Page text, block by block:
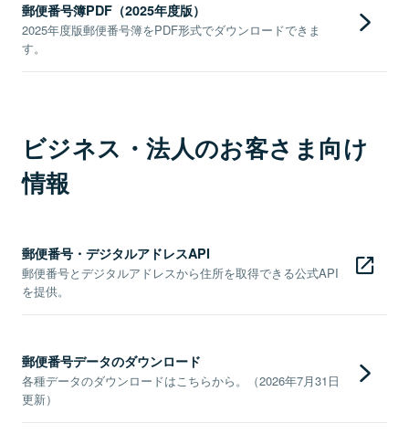
郵便番号簿PDF（2025年度版）
2025年度版郵便番号簿をPDF形式でダウンロードできま
す。
ビジネス・法人のお客さま向け
情報
郵便番号・デジタルアドレスAPI
郵便番号とデジタルアドレスから住所を取得できる公式API
を提供。
郵便番号データのダウンロード
各種データのダウンロードはこちらから。（2026年7月31日
更新）